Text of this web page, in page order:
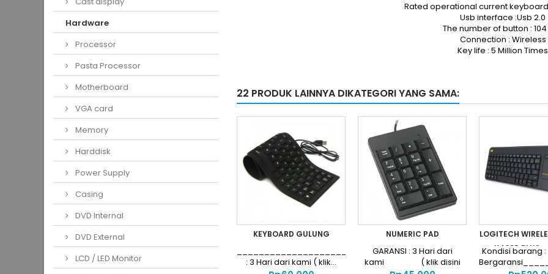
Hardware
Processor
Pasta Processor
Motherboard
VGA card
Memory
Harddisk
Power Supply
Casing
DVD Internal
DVD External
LCD / LED Monitor
Rated operational current keyboard
Usb interface :Usb 2.0
The number of button :
Connection : Wireless
Key life : 5 Million Times
22 PRODUK LAINNYA DIKATEGORI YANG SAMA:
KEYBOARD GULUNG
_________________________________________GARANSI
: 3 Hari dari kami ( klik...
NUMERIC PAD
GARANSI : 3 Hari dari
kami ( klik disini
LOGITECH
K400R PLUS -
Kondisi barang